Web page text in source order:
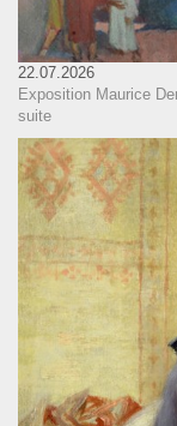
22.07.2026
Exposition Maurice
suite